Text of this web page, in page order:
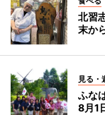
北習
末か
見る・
ふな
8月1